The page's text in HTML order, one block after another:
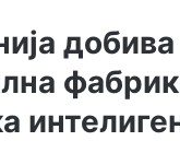
добива